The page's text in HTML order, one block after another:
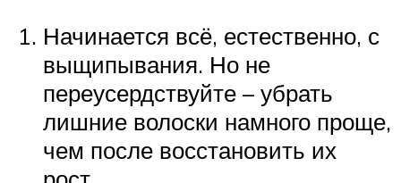
Начинается всё, естественно, с
выщипывания. Но не
переусердствуйте – убрать
лишние волоски намного проще,
чем после восстановить их